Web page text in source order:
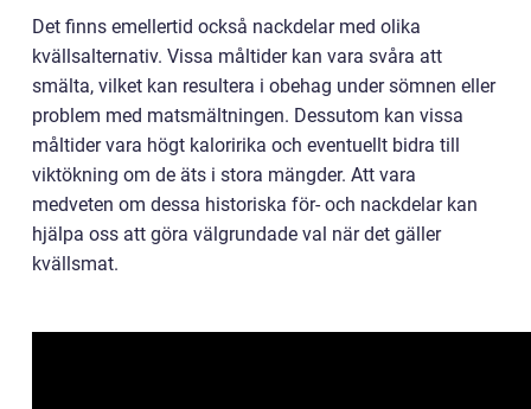
Det finns emellertid också nackdelar med olika
kvällsalternativ. Vissa måltider kan vara svåra att
smälta, vilket kan resultera i obehag under sömnen eller
problem med matsmältningen. Dessutom kan vissa
måltider vara högt kaloririka och eventuellt bidra till
viktökning om de äts i stora mängder. Att vara
medveten om dessa historiska för- och nackdelar kan
hjälpa oss att göra välgrundade val när det gäller
kvällsmat.